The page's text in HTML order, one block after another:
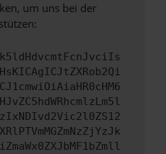
um uns bei der